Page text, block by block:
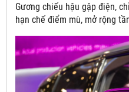
Gương chiếu hậu gập điện,
hạn chế điểm mù, mở rộng